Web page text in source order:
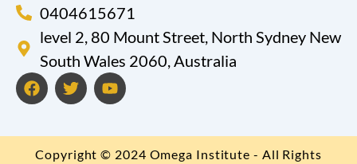
0404615671
level 2, 80 Mount Street, North Sydney New
South Wales 2060, Australia
F
a
o
T
w
e
Y
o
b
Copyright © 2024 Omega Institute - All Rights